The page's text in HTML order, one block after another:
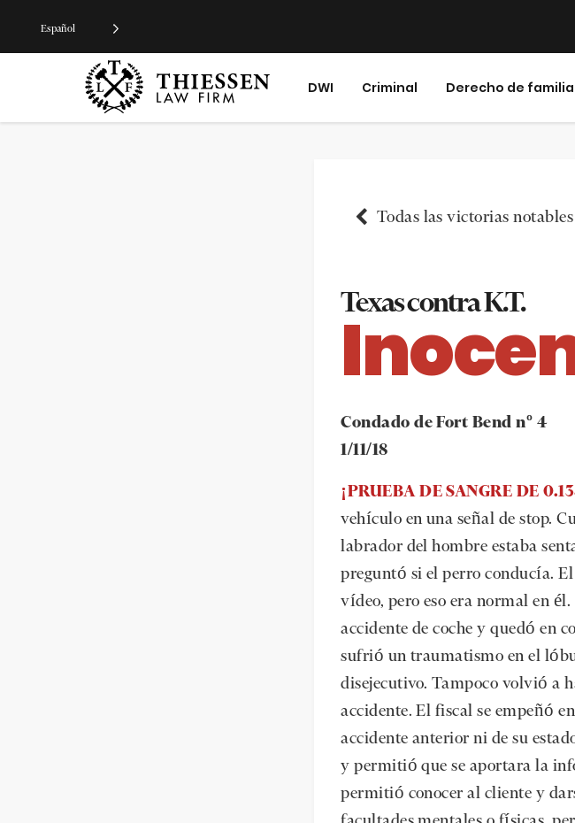
DWI Criminal Derecho de familia
Todas las victorias notables
Texas contra K.T.
Condado de Fort Bend nº 4
1/11/18
¡PRUEBA DE SANGRE DE
vehículo en una señal de stop.
labrador del hombre estaba
preguntó si el perro conducía.
vídeo, pero eso era normal en
accidente de coche y quedó en
sufrió un traumatismo en el
disejecutivo. Tampoco volvió a
accidente. El fiscal se empeñó
accidente anterior ni de su
y permitió que se aportara la
permitió conocer al cliente y
Español